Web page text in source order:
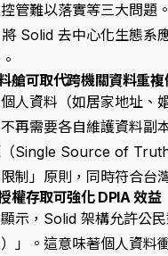
管難以落實等三大問
Solid 去中心化生態系
艙可取代跨機關資料重複
人資料（如居家地址
再需要各自維護資料副
Single Source of
制」原則，同時符合台
權存取可強化 DPIA 效益
示，Solid 架構允許公
」。這意味著個人資